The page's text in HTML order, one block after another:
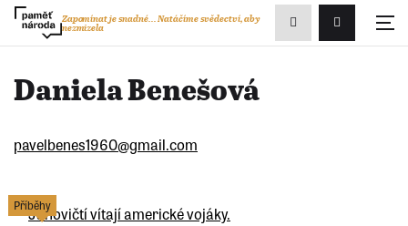
Přihlášení/
Zapomínat je snadné...Natáčíme svědectví, aby
nezmizela
Zobrazit
vyhledávání
Daniela Benešová
pavelbenes1960@gmail.com
Příběhy